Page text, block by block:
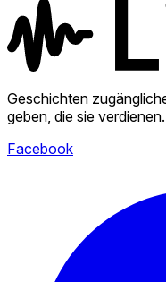
Geschichten
geben, die sie verdienen.
Facebook